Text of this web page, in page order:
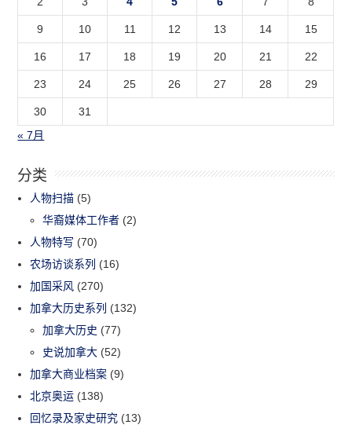
9 10 11 12 13 14 15
16 17 18 19 20 21 22
23 24 25 26 27 28 29
30
31
« 7月
分类
人物扫描 (5)
华裔媒体工作者 (2)
人物特写 (70)
农场访谈系列 (16)
加国采风 (270)
加拿大历史系列 (132)
加拿大历史 (77)
史说加拿大 (52)
加拿大商业档案 (9)
北京奥运 (138)
回忆录及家史研究 (13)